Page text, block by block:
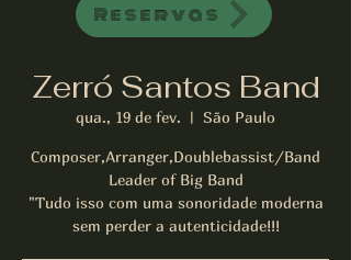
Reservas
Zerró Santos Band
qua., 19 de fev.
  |
São Paulo
Composer,Arranger,Doublebassist/Band
Leader of Big Band
"Tudo isso com uma sonoridade moderna